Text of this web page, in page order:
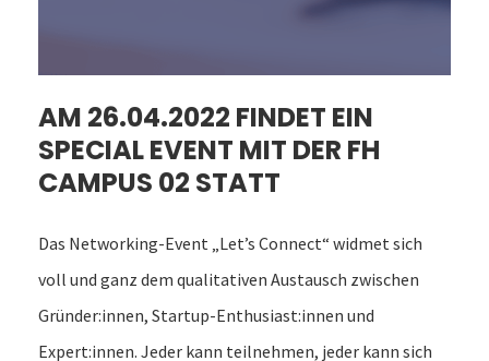
AM 26.04.2022 FINDET EIN
SPECIAL EVENT MIT DER FH
CAMPUS 02 STATT
Das Networking-Event „Let’s Connect“ widmet sich
voll und ganz dem qualitativen Austausch zwischen
Gründer:innen, Startup-Enthusiast:innen und
Expert:innen. Jeder kann teilnehmen, jeder kann sich